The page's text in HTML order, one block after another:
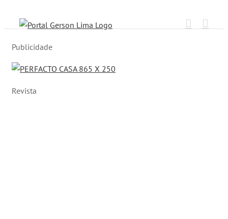
conteúdo
Publicidade
Revista